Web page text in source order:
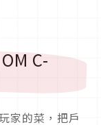
C-
家的菜，把戶